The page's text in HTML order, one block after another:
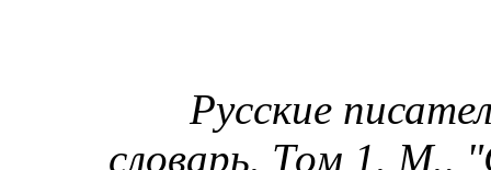
Русские
словарь. Том 1. М.,